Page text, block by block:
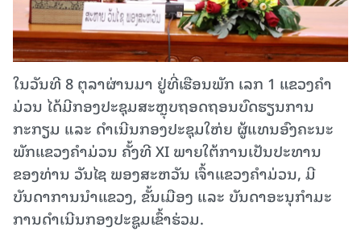
ໃນວັນທີ 8 ຕຸລາຜ່ານມາ ຢູ່ທີ່ເຮືອນພັກ ເລກ 1 ແຂວງຄໍາ
ມ່ວນ ໄດ້ມີກອງປະຊຸມສະຫຼຸບຖອດຖອນບົດຮຽນການ
ກະກຽມ ແລະ ດຳເນີນກອງປະຊຸມໃຫ່ຍ ຜູ້ແທນອົງຄະນະ
ພັກແຂວງຄໍາມ່ວນ ຄັ້ງທີ XI ພາຍໃຕ້ການເປັນປະທານ
ຂອງທ່ານ ວັນໄຊ ພອງສະຫວັນ ເຈົ້າແຂວງຄຳມ່ວນ, ມີ
ບັນດາການນຳແຂວງ, ຂັ້ນເມືອງ ແລະ ບັນດາອະນຸກໍາມະ
ການດຳເນີນກອງປະຊູມເຂົ້າຮ່ວມ.